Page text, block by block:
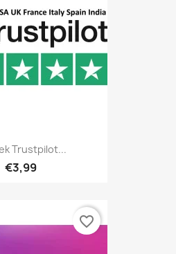
Trustpilot...
€3,99
favorite_border